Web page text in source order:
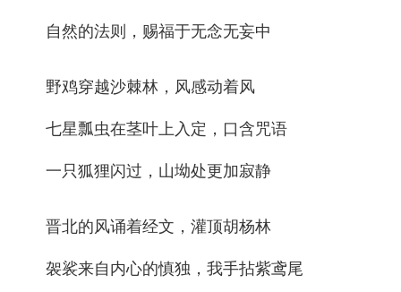
自然的法则，赐福于无念无妄中
野鸡穿越沙棘林，风感动着风
七星瓢虫在茎叶上入定，口含咒语
一只狐狸闪过，山坳处更加寂静
晋北的风诵着经文，灌顶胡杨林
袈裟来自内心的慎独，我手拈紫鸢尾